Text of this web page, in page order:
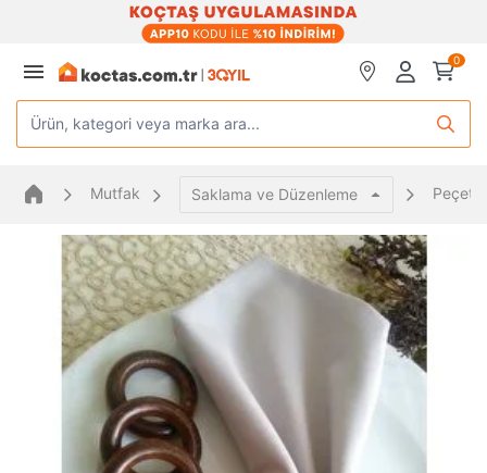
0
Ürün, kategori veya marka ara...
Mutfak Saklama ve Düzenleme Peçete